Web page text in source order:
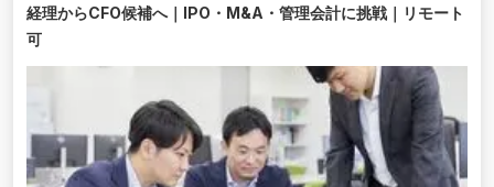
経理からCFO候補へ｜IPO・M&A・管理会計に挑戦｜リモート
可